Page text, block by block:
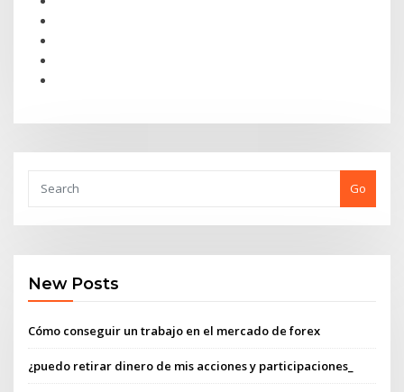
Go
New Posts
Cómo conseguir un trabajo en el mercado de forex
¿puedo retirar dinero de mis acciones y participaciones_